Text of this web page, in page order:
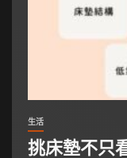
生活
挑床墊不只